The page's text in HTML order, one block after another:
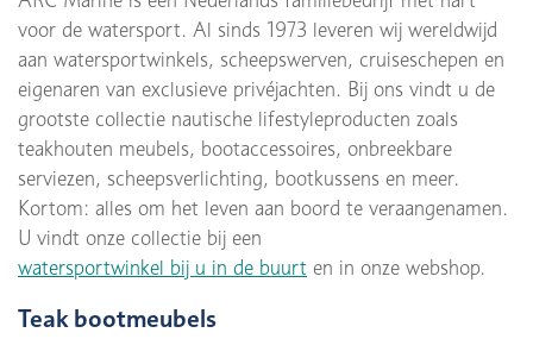
voor de watersport. Al sinds 1973 leveren wij wereldwijd
aan watersportwinkels, scheepswerven, cruiseschepen en
eigenaren van exclusieve privéjachten. Bij ons vindt u de
grootste collectie nautische lifestyleproducten zoals
teakhouten meubels, bootaccessoires, onbreekbare
serviezen, scheepsverlichting, bootkussens en meer.
Kortom: alles om het leven aan boord te veraangenamen.
U vindt onze collectie bij een
watersportwinkel bij u in de buurt en in onze webshop.
Teak bootmeubels